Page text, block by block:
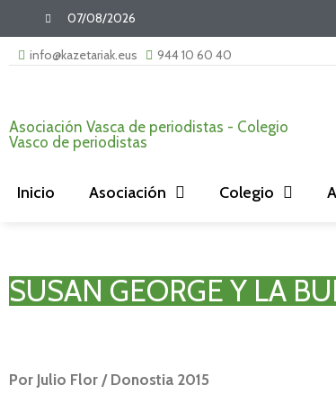
07/08/2026
info@kazetariak.eus 944 10 60 40
Asociación Vasca de periodistas - Colegio
Vasco de periodistas
Inicio Asociación Colegio
SUSAN GEORGE Y LA
Por Julio Flor / Donostia 2015